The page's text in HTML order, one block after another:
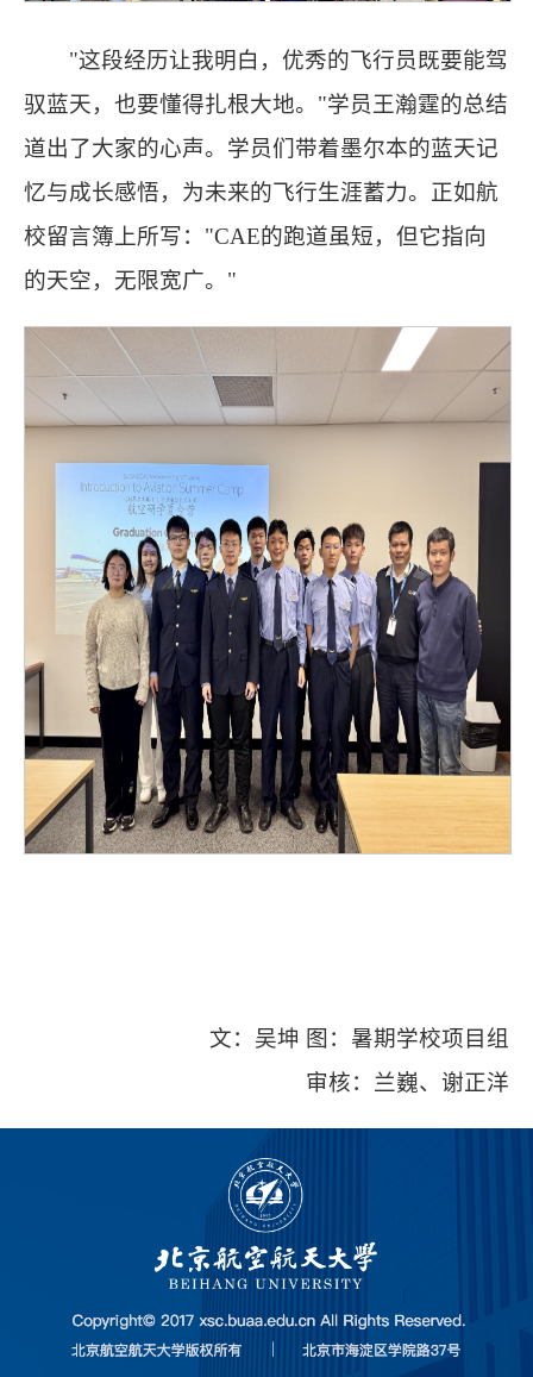
"这段经历让我明白，优秀的飞行员既要能驾
驭蓝天，也要懂得扎根大地。"学员王瀚霆的总结
道出了大家的心声。学员们带着墨尔本的蓝天记
忆与成长感悟，为未来的飞行生涯蓄力。正如航
校留言簿上所写："CAE的跑道虽短，但它指向
的天空，无限宽广。"
文：吴坤 图：暑期学校项目组
审核：兰巍、谢正洋